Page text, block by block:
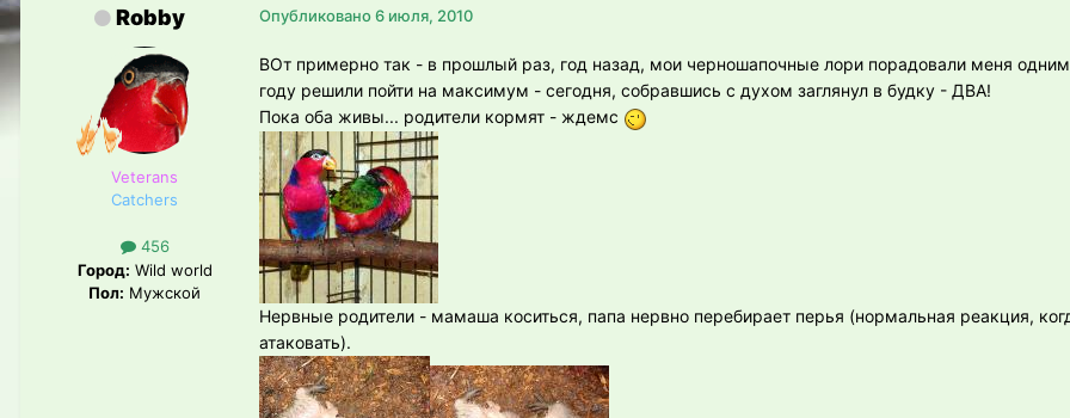
Robby
Veterans
Catchers
456
Город: Wild world
Пол: Мужской
Опубликовано6 июля, 2010
ВОт примерно так - в прошлый раз, год назад, мои черношапочные лори порадовали меня
году решили пойти на максимум - сегодня, собравшись с духом заглянул в будку - ДВА!
Пока оба живы... родители кормят - ждемс
Нервные родители - мамаша коситься, папа нервно перебирает перья (нормальная реакция,
атаковать).